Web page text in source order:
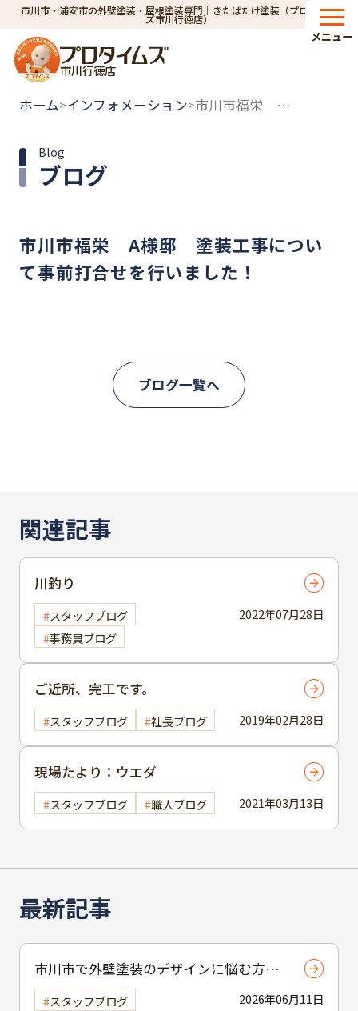
市川市・浦安市の外壁塗装・屋根塗装専門｜きたばたけ塗装（プロタイム
ズ市川行徳店）
市川行徳店
メニュー
ホーム>インフォメーション> 市川市福栄 A様邸 塗装工事について事前打合せを行いました！
ブログ
Blog
市川市福栄 A様邸 塗装工事につい
て事前打合せを行いました！
ブログ一覧へ
最新記事
市川市で外壁塗装のデザインに悩む方へ
｜ 色選びの失敗を防ぐポイント
2026年06月11日
スタッフブログ
関連記事
2022年07月28日
川釣り
スタッフブログ
事務員ブログ
2019年02月28日
ご近所、完工です。
スタッフブログ 社長ブログ
2021年03月13日
現場たより：ウエダ
スタッフブログ 職人ブログ